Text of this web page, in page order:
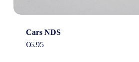
Cars NDS
€6.95